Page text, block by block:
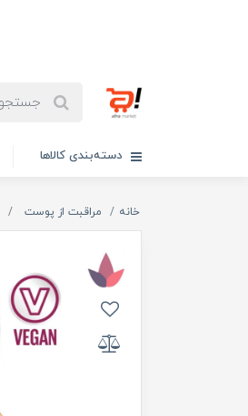
دسته‌بندی کالاها
خانه مراقبت از پوست